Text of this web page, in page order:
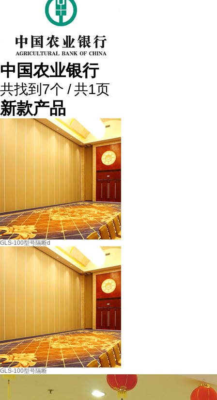
中国农业银行
共找到7个 / 共1页
新款产品
GLS-100型号隔断d
GLS-100型号隔断